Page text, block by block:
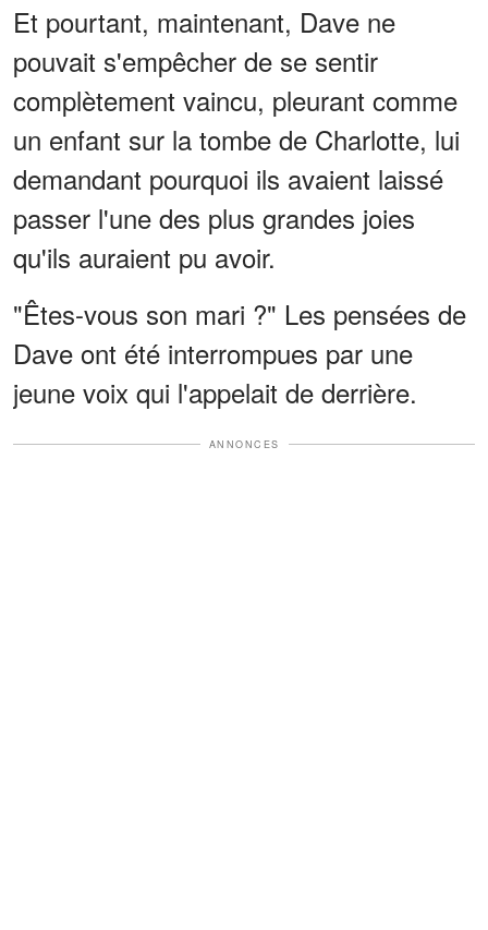
Et pourtant, maintenant, Dave ne
pouvait s'empêcher de se sentir
complètement vaincu, pleurant comme
un enfant sur la tombe de Charlotte, lui
demandant pourquoi ils avaient laissé
passer l'une des plus grandes joies
qu'ils auraient pu avoir.
"Êtes-vous son mari ?" Les pensées de
Dave ont été interrompues par une
jeune voix qui l'appelait de derrière.
ANNONCES